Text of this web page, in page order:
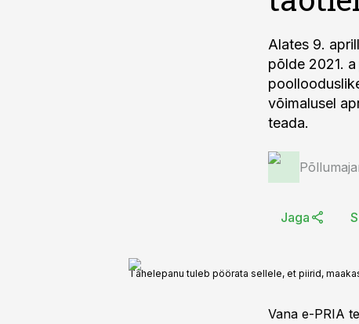
Alates 9.
põlde 2021.
võimalusel
teada.
Jaga
Tähelepanu tuleb pöörata sellele, et piirid,
Vana e-PRIA